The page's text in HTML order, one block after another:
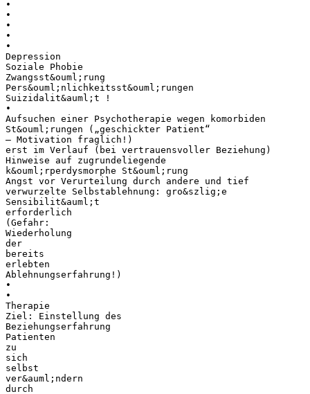
•
•
•
•
•
Depression
Soziale Phobie
Zwangsst&ouml;rung
Pers&ouml;nlichkeitsst&ouml;rungen
Suizidalit&auml;t !
•
Aufsuchen einer Psychotherapie wegen komorbiden
St&ouml;rungen („geschickter Patient“
– Motivation fraglich!)
erst im Verlauf (bei vertrauensvoller Beziehung)
Hinweise auf zugrundeliegende
k&ouml;rperdysmorphe St&ouml;rung
Angst vor Verurteilung durch andere und tief
verwurzelte Selbstablehnung: gro&szlig;e
Sensibilit&auml;t
erforderlich
(Gefahr:
Wiederholung
der
bereits
erlebten
Ablehnungserfahrung!)
•
•
Therapie
Ziel: Einstellung des
Beziehungserfahrung
Patienten
zu
sich
selbst
ver&auml;ndern
durch